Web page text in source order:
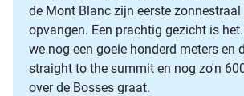
de Mont Blanc zijn eerste zonnestraal
opvangen. Een prachtig gezicht is
we nog een goeie honderd meters en
straight to the summit en nog zo'n
over de Bosses graat.